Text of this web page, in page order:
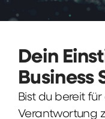
Dein
Business
Bist du bereit
Verantwortung